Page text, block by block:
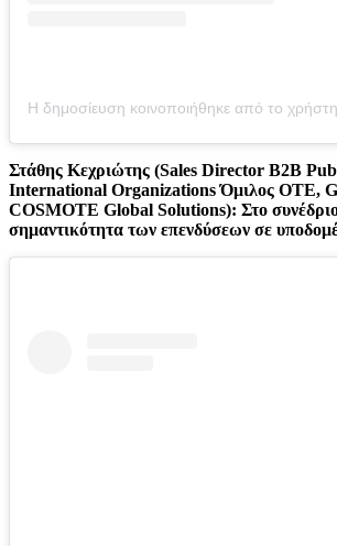
Στάθης Κεχριώτης (Sales Director B2B
International Organizations Όμιλος ΟΤΕ,
COSMOTE Global Solutions): Στο
σημαντικότητα των επενδύσεων σε